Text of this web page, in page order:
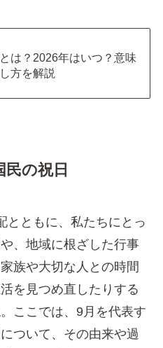
は？2026年はいつ？意味
方を解説
の祝日
とともに、私たちにとっ
、地域に根ざした行事
族や大切な人との時間
を見つめ直したりする
ここでは、9月を代表す
ついて、その由来や過